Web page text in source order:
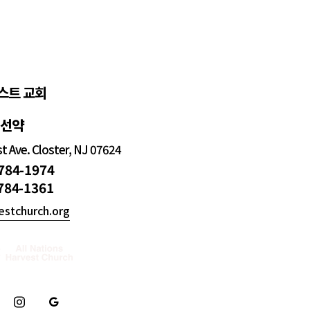
트 교회
약
Ave. Closter, NJ 07624
1974
1361